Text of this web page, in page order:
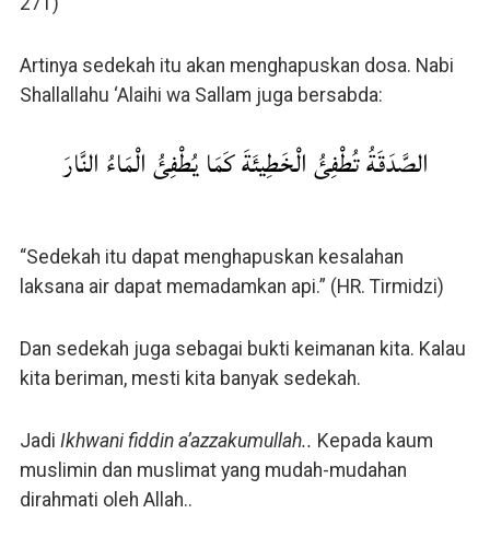
Artinya sedekah itu akan menghapuskan dosa. Nabi
Shallallahu ‘Alaihi wa Sallam juga bersabda:
الصَّدَقَةُ تُطْفِئُ الْخَطِيئَةَ كَمَا يُطْفِئُ الْمَاءُ النَّارَ
“Sedekah itu dapat menghapuskan kesalahan
laksana air dapat memadamkan api.” (HR. Tirmidzi)
Dan sedekah juga sebagai bukti keimanan kita. Kalau
kita beriman, mesti kita banyak sedekah.
Jadi Ikhwani fiddin a’azzakumullah.. Kepada kaum
muslimin dan muslimat yang mudah-mudahan
dirahmati oleh Allah..